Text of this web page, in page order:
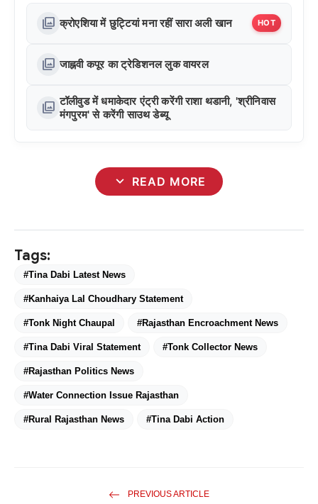
photo_library क्रोएशिया में छुट्टियां मना रहीं सारा अली खान HOT
photo_library जाह्नवी कपूर का ट्रेडिशनल लुक वायरल
photo_library टॉलीवुड में धमाकेदार एंट्री करेंगी राशा थडानी, 'श्रीनिवास
मंगपुरम' से करेंगी साउथ डेब्यू
expand_more READ MORE
Tags:
#Tina Dabi Latest News
#Kanhaiya Lal Choudhary Statement
#Tonk Night Chaupal #Rajasthan Encroachment News
#Tina Dabi Viral Statement #Tonk Collector News
#Rajasthan Politics News
#Water Connection Issue Rajasthan
#Rural Rajasthan News #Tina Dabi Action
PREVIOUS ARTICLE